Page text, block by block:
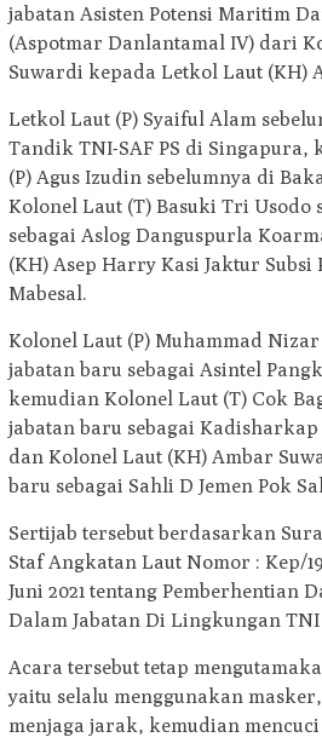
jabatan Asisten Potensi Maritim
(Aspotmar Danlantamal IV) dari
Suwardi kepada Letkol Laut (KH)
Letkol Laut (P) Syaiful Alam
Tandik TNI-SAF PS di Singapura,
(P) Agus Izudin sebelumnya di
Kolonel Laut (T) Basuki Tri Usodo
sebagai Aslog Danguspurla
(KH) Asep Harry Kasi Jaktur
Mabesal.
Kolonel Laut (P) Muhammad
jabatan baru sebagai Asintel
kemudian Kolonel Laut (T) Cok
jabatan baru sebagai
dan Kolonel Laut (KH) Ambar
baru sebagai Sahli D Jemen Pok
Sertijab tersebut berdasarkan
Staf Angkatan Laut Nomor : Kep/
Juni 2021 tentang Pemberhentian
Dalam Jabatan Di Lingkungan
Acara tersebut tetap
yaitu selalu menggunakan
menjaga jarak, kemudian